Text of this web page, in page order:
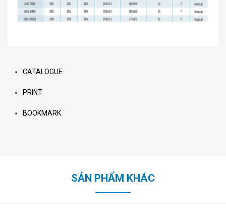
CATALOGUE
PRINT
BOOKMARK
SẢN PHẨM KHÁC